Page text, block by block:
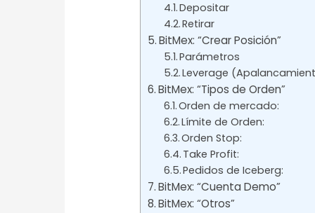
Depositar
Retirar
BitMex: “Crear Posición”
Parámetros
Leverage
BitMex: “Tipos de Orden”
Orden de mercado:
Límite de Orden:
Orden Stop:
Take Profit:
Pedidos de Iceberg:
BitMex: “Cuenta Demo”
BitMex: “Otros”